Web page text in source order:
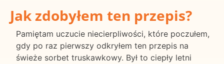
Jak zdobyłem ten przepis?
Pamiętam uczucie niecierpliwości, które poczułem,
gdy po raz pierwszy odkryłem ten przepis na
świeże sorbet truskawkowy. Był to ciepły letni